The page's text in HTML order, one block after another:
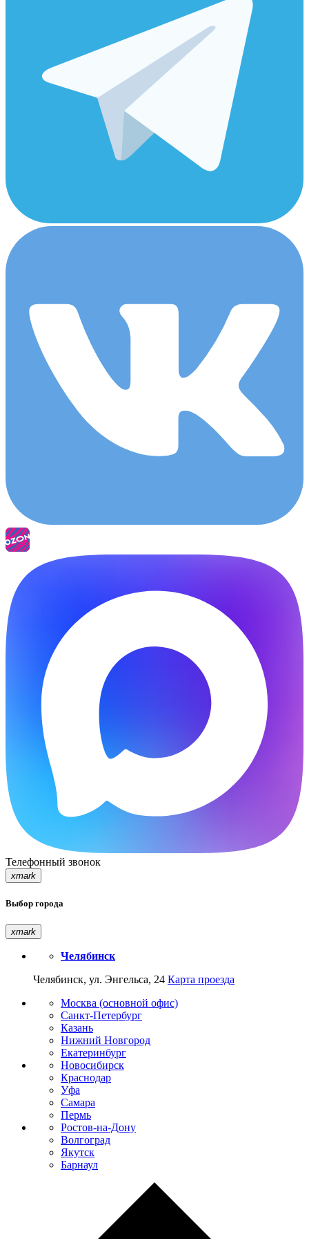
Телефонный звонок
xmark
Выбор города
xmark
Челябинск
Челябинск, ул. Энгельса, 24 Карта проезда
Москва (основной офис)
Санкт-Петербург
Казань
Нижний Новгород
Екатеринбург
Новосибирск
Краснодар
Уфа
Самара
Пермь
Ростов-на-Дону
Волгоград
Якутск
Барнаул